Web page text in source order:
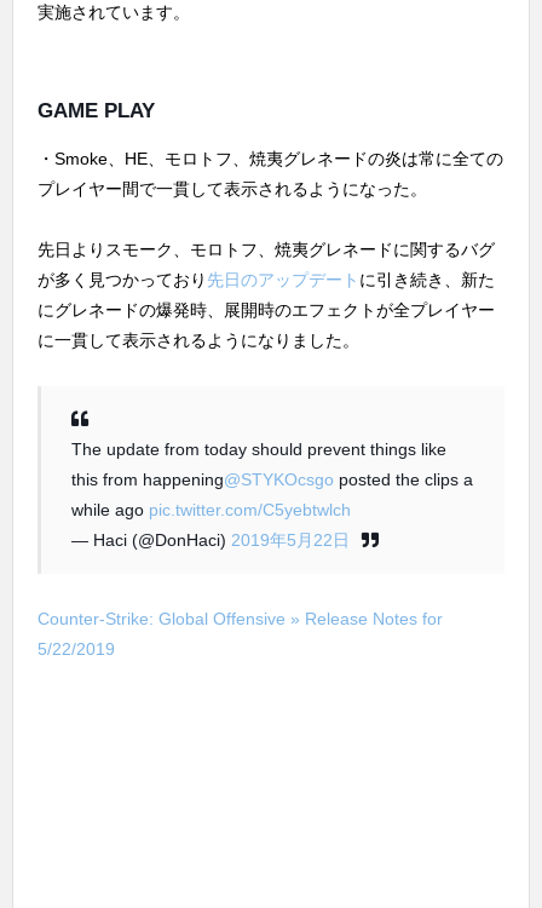
実施されています。
GAME PLAY
・Smoke、HE、モロトフ、焼夷グレネードの炎は常に全ての
プレイヤー間で一貫して表示されるようになった。
先日よりスモーク、モロトフ、焼夷グレネードに関するバグ
が多く見つかっており 先日のアップデート に引き続き、新た
にグレネードの爆発時、展開時のエフェクトが全プレイヤー
に一貫して表示されるようになりました。
The update from today should prevent things like
this from happening@STYKOcsgo posted the clips a
while ago pic.twitter.com/C5yebtwlch
— Haci (@DonHaci) 2019年5月22日
Counter-Strike: Global Offensive » Release Notes for
5/22/2019